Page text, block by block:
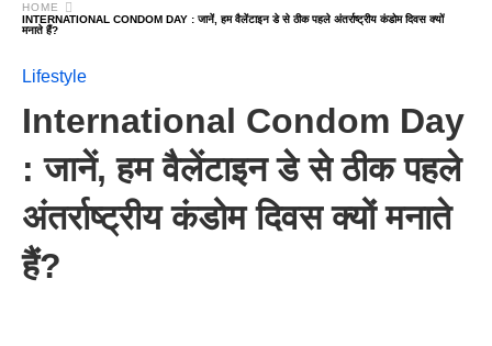
HOME
INTERNATIONAL CONDOM DAY : जानें, हम वैलेंटाइन डे से ठीक पहले अंतर्राष्ट्रीय कंडोम दिवस क्यों
मनाते हैं?
Lifestyle
International Condom Day
: जानें, हम वैलेंटाइन डे से ठीक पहले
अंतर्राष्ट्रीय कंडोम दिवस क्यों मनाते
हैं?